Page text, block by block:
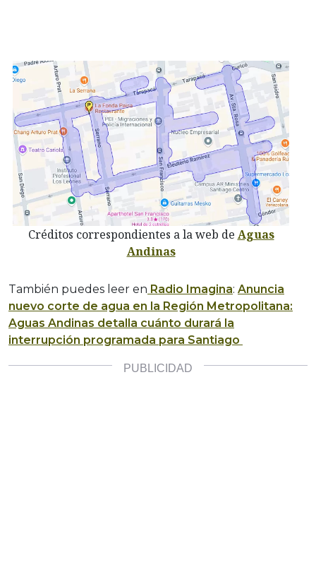
Créditos correspondientes a la web de Aguas
Andinas
También puedes leer en Radio Imagina: Anuncia
nuevo corte de agua en la Región Metropolitana:
Aguas Andinas detalla cuánto durará la
interrupción programada para Santiago